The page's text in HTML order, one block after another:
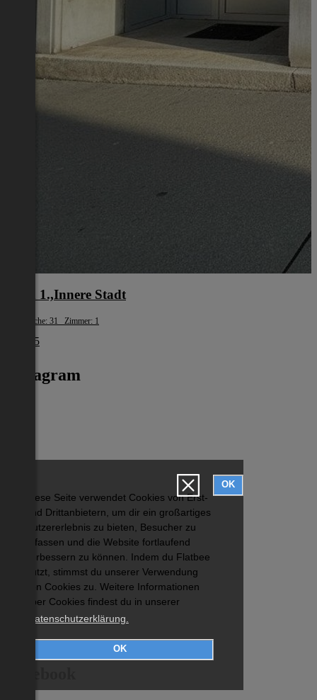
Diese Seite verwendet Cookies von Erst-
und Drittanbietern, um dir ein großartiges
Nutzererlebnis zu bieten, Besucher zu
erfassen und die Website fortlaufend
verbessern zu können. Indem du Flatbee
nutzt, stimmst du unserer Verwendung
von Cookies zu. Weitere Informationen
über Cookies findest du in unserer
Datenschutzerklärung.
OK
OK
Wien 1.,Innere Stadt
Wohnfläche: 31 Zimmer: 1
€ 1.245
Instagram